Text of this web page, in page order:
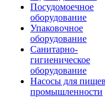
Посудомоечное
оборудование
Упаковочное
оборудование
Санитарно-
гигиеническое
оборудование
Насосы для
промышленности